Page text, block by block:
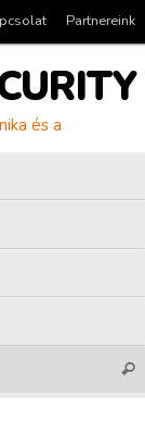
Partnereink
és a